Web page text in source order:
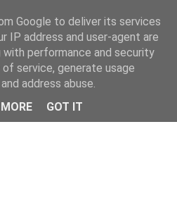
Google to deliver its services
IP address and user-agent are
with performance and security
service, generate usage
address abuse.
GOT IT